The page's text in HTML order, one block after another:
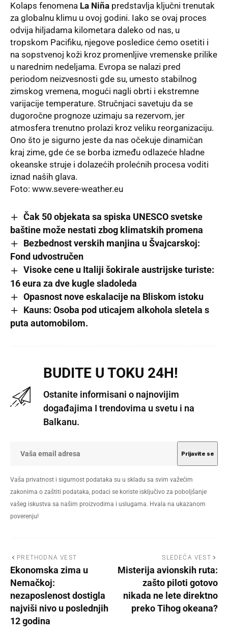
Kolaps fenomena La Niña predstavlja ključni trenutak
za globalnu klimu u ovoj godini. Iako se ovaj proces
odvija hiljadama kilometara daleko od nas, u
tropskom Pacifiku, njegove posledice ćemo osetiti i
na sopstvenoj koži kroz promenljive vremenske prilike
u narednim nedeljama. Evropa se nalazi pred
periodom neizvesnosti gde su, umesto stabilnog
zimskog vremena, mogući nagli obrti i ekstremne
varijacije temperature. Stručnjaci savetuju da se
dugoročne prognoze uzimaju sa rezervom, jer
atmosfera trenutno prolazi kroz veliku reorganizaciju.
Ono što je sigurno jeste da nas očekuje dinamičan
kraj zime, gde će se borba između odlazeće hladne
okeanske struje i dolazećih prolećnih procesa voditi
iznad naših glava.
Foto: www.severe-weather.eu
Čak 50 objekata sa spiska UNESCO svetske
baštine može nestati zbog klimatskih promena
Bezbednost verskih manjina u Švajcarskoj:
Fond udvostručen
Visoke cene u Italiji šokirale austrijske turiste:
16 eura za dve kugle sladoleda
Opasnost nove eskalacije na Bliskom istoku
Kauns: Osoba pod uticajem alkohola sletela s
puta automobilom.
BUDITE U TOKU 24H!
Ostanite informisani o najnovijim
događajima I trendovima u svetu i na
Balkanu.
Vaša privatnost i sigurnost podataka su u skladu sa svim važećim
zakonima o zaštiti podataka, podaci se koriste isključivo za poboljšanje
vašeg iskustva sa našim proizvodima i uslugama. Hvala na ukazanom
poverenju!
PRETHODNA VEST
Ekonomska zima u
Nemačkoj:
nezaposlenost dostigla
najviši nivo u poslednjih
12 godina
SLEDEĆA VEST
Misterija avionskih ruta:
zašto piloti gotovo
nikada ne lete direktno
preko Tihog okeana?